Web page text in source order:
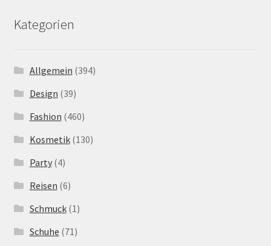
Kategorien
Allgemein (394)
Design (39)
Fashion (460)
Kosmetik(130)
Party(4)
Reisen (6)
Schmuck(1)
Schuhe (71)